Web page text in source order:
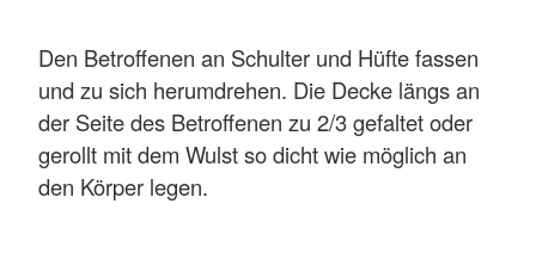
Den Betroffenen an Schulter und Hüfte fassen
und zu sich herumdrehen. Die Decke längs an
der Seite des Betroffenen zu 2/3 gefaltet oder
gerollt mit dem Wulst so dicht wie möglich an
den Körper legen.